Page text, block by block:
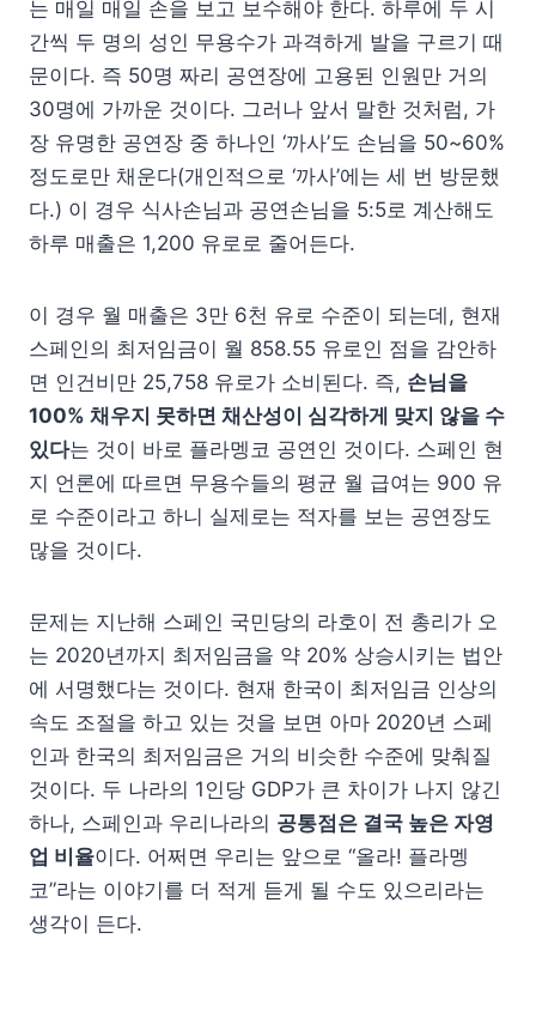
는 매일 매일 손을 보고 보수해야 한다. 하루에 두 시
간씩 두 명의 성인 무용수가 과격하게 발을 구르기 때
문이다. 즉 50명 짜리 공연장에 고용된 인원만 거의
30명에 가까운 것이다. 그러나 앞서 말한 것처럼, 가
장 유명한 공연장 중 하나인 ‘까사’도 손님을 50~60%
정도로만 채운다(개인적으로 ‘까사’에는 세 번 방문했
다.) 이 경우 식사손님과 공연손님을 5:5로 계산해도
하루 매출은 1,200 유로로 줄어든다.
이 경우 월 매출은 3만 6천 유로 수준이 되는데, 현재
스페인의 최저임금이 월 858.55 유로인 점을 감안하
면 인건비만 25,758 유로가 소비된다. 즉, 손님을
100% 채우지 못하면 채산성이 심각하게 맞지 않을 수
있다는 것이 바로 플라멩코 공연인 것이다. 스페인 현
지 언론에 따르면 무용수들의 평균 월 급여는 900 유
로 수준이라고 하니 실제로는 적자를 보는 공연장도
많을 것이다.
문제는 지난해 스페인 국민당의 라호이 전 총리가 오
는 2020년까지 최저임금을 약 20% 상승시키는 법안
에 서명했다는 것이다. 현재 한국이 최저임금 인상의
속도 조절을 하고 있는 것을 보면 아마 2020년 스페
인과 한국의 최저임금은 거의 비슷한 수준에 맞춰질
것이다. 두 나라의 1인당 GDP가 큰 차이가 나지 않긴
하나, 스페인과 우리나라의 공통점은 결국 높은 자영
업 비율이다. 어쩌면 우리는 앞으로 “올라! 플라멩
코”라는 이야기를 더 적게 듣게 될 수도 있으리라는
생각이 든다.